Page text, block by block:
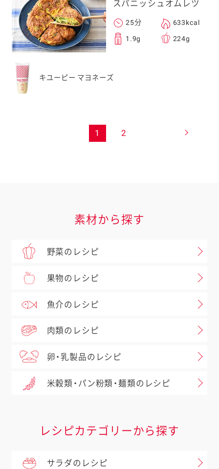
スパニッシュオムレツ
25分 633kcal
1.9g 224g
キユーピー マヨネーズ
1 2
素材から探す
野菜のレシピ
果物のレシピ
魚介のレシピ
肉類のレシピ
卵・乳製品のレシピ
米穀類・パン粉類・麺類のレシピ
レシピカテゴリーから探す
サラダのレシピ